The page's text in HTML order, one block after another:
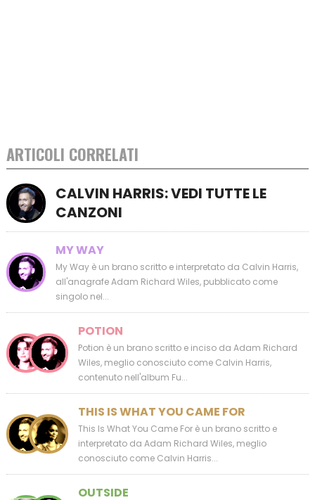
ARTICOLI CORRELATI
CALVIN HARRIS: VEDI TUTTE LE
CANZONI
MY WAY
My Way è un brano scritto e interpretato da Calvin Harris,
all'anagrafe Adam Richard Wiles, pubblicato come
singolo nel...
POTION
Potion è un brano scritto e inciso da Adam Richard
Wiles, meglio conosciuto come Calvin Harris,
contenuto nell'album Fu...
THIS IS WHAT YOU CAME FOR
This Is What You Came For è un brano scritto e
interpretato da Adam Richard Wiles, meglio
conosciuto come Calvin Harris...
OUTSIDE